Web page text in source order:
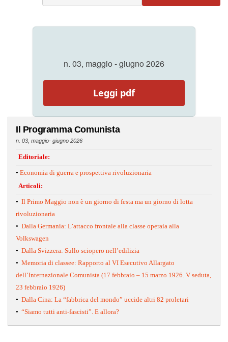
n. 03, maggio - giugno 2026
Leggi pdf
Il Programma Comunista
n. 03, maggio- giugno 2026
Editoriale:
• Economia di guerra e prospettiva rivoluzionaria
Articoli:
• Il Primo Maggio non è un giorno di festa ma un giorno di lotta
rivoluzionaria
• Dalla Germania: L’attacco frontale alla classe operaia alla
Volkswagen
• Dalla Svizzera: Sullo sciopero nell’edilizia
• Memoria di classee: Rapporto al VI Esecutivo Allargato
dell’Internazionale Comunista (17 febbraio – 15 marzo 1926. V seduta,
23 febbraio 1926)
• Dalla Cina: La “fabbrica del mondo” uccide altri 82 proletari
• “Siamo tutti anti-fascisti”. E allora?